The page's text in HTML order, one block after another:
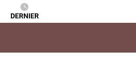
DERNIER